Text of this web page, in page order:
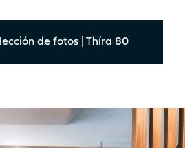
de fotos | Thíra 80
Tabla
No
Asiento
No